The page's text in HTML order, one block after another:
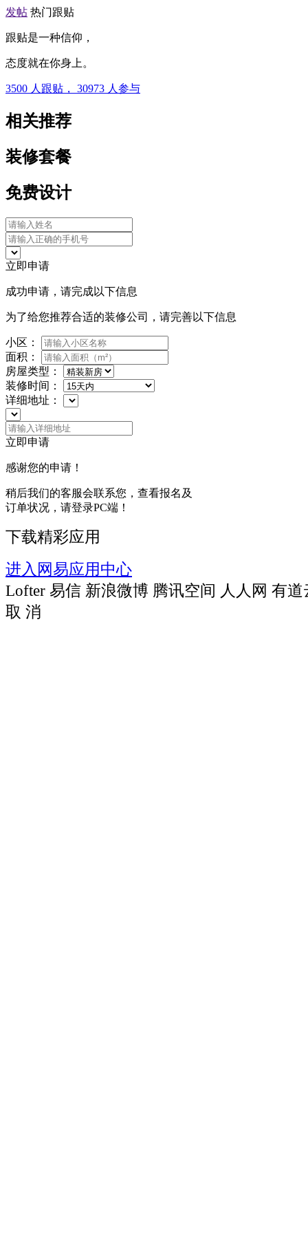
发帖 热门跟贴
跟贴是一种信仰，
态度就在你身上。
3500 人跟贴， 30973 人参与
相关推荐
装修套餐
免费设计
立即申请
成功申请，请完成以下信息
为了给您推荐合适的装修公司，请完善以下信息
小区：
面积：
房屋类型：
装修时间：
详细地址：
立即申请
感谢您的申请！
稍后我们的客服会联系您，查看报名及
订单状况，请登录PC端！
下载精彩应用
进入网易应用中心
Lofter 易信 新浪微博 腾讯空间 人人网 有道
取 消